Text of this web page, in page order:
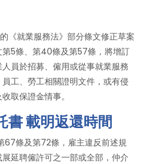
《就業服務法》部分條文修正草案
5條、第40條及第57條，將增訂
員於招募、僱用或從事就業服務
工、勞工相關證明文件，或有侵
取保證金情事。
書 載明返還時間
67條及第72條，雇主違反前述規
延聘僱許可之一部或全部，仲介